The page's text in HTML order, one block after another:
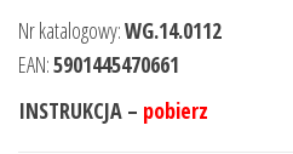
Nr katalogowy:WG.14.0112
EAN:5901445470661
INSTRUKCJA – pobierz